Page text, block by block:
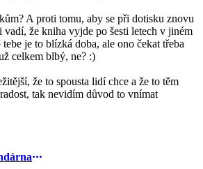
A proti tomu, aby se při dotisku znovu
že kniha vyjde po šesti letech v jiném
je to blízká doba, ale ono čekat třeba
celkem blbý, ne? :)
že to spousta lidí chce a že to těm
tak nevidím důvod to vnímat